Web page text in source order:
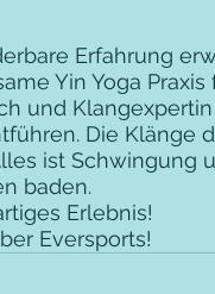
Erfahrung
Yin Yoga
und
Die Klänge
ist Schwingung
baden.
Erlebnis!
Eversports!